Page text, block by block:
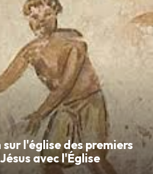
l'église des premiers
avec l'Église